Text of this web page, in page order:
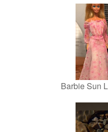
Barbie Sun